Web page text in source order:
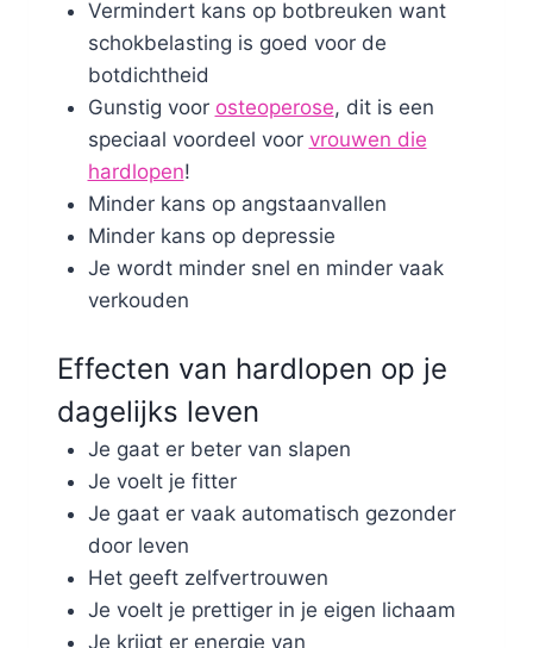
Vermindert kans op botbreuken want
schokbelasting is goed voor de
botdichtheid
Gunstig voor osteoperose, dit is een
speciaal voordeel voor vrouwen die
hardlopen!
Minder kans op angstaanvallen
Minder kans op depressie
Je wordt minder snel en minder vaak
verkouden
Effecten van hardlopen op je
dagelijks leven
Je gaat er beter van slapen
Je voelt je fitter
Je gaat er vaak automatisch gezonder
door leven
Het geeft zelfvertrouwen
Je voelt je prettiger in je eigen lichaam
Je krijgt er energie van